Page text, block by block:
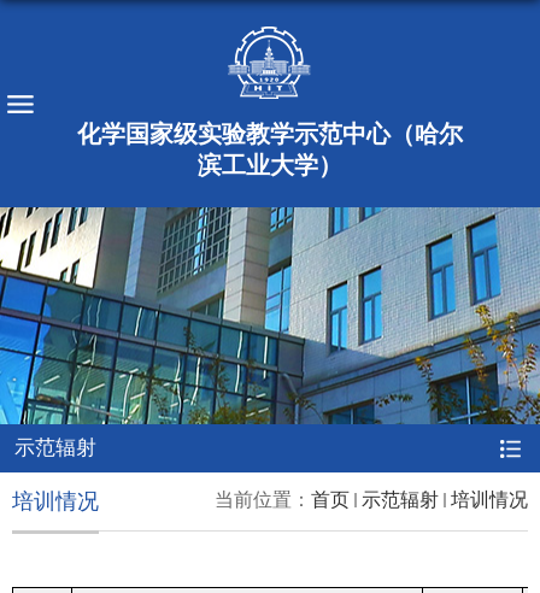
化学国家级实验教学示范中心（哈尔
滨工业大学）
示范辐射
当前位置： 首页 示范辐射 培训情况
培训情况